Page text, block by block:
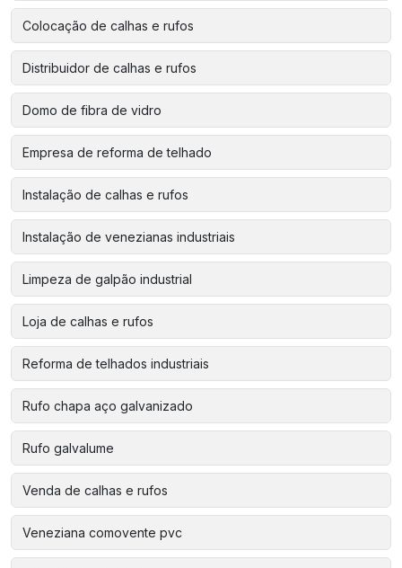
Colocação de calhas e rufos
Distribuidor de calhas e rufos
Domo de fibra de vidro
Empresa de reforma de telhado
Instalação de calhas e rufos
Instalação de venezianas industriais
Limpeza de galpão industrial
Loja de calhas e rufos
Reforma de telhados industriais
Rufo chapa aço galvanizado
Rufo galvalume
Venda de calhas e rufos
Veneziana comovente pvc